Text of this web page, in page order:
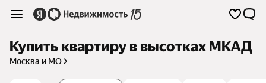
Купить квартиру в высотках МКАД
Москва и МО